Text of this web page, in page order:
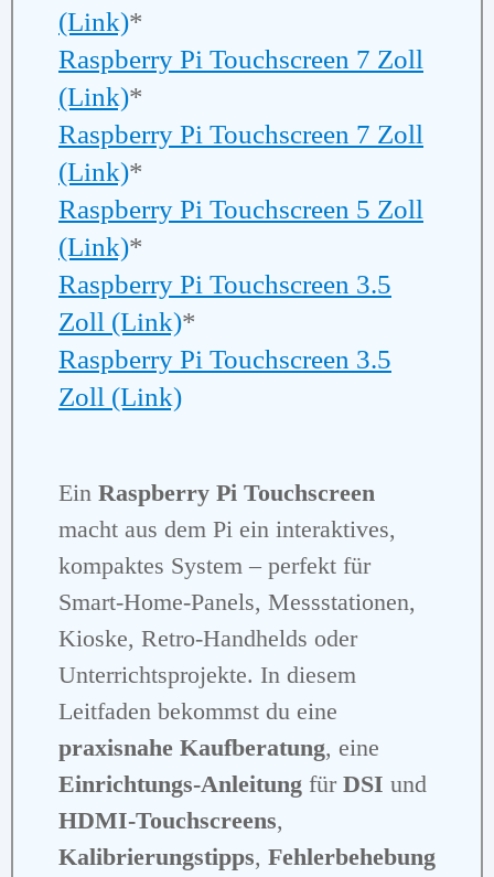
(Link)*
Raspberry Pi Touchscreen 7 Zoll
(Link)*
Raspberry Pi Touchscreen 7 Zoll
(Link)*
Raspberry Pi Touchscreen 5 Zoll
(Link)*
Raspberry Pi Touchscreen 3.5
Zoll (Link)*
Raspberry Pi Touchscreen 3.5
Zoll (Link)
Ein Raspberry Pi Touchscreen
macht aus dem Pi ein interaktives,
kompaktes System – perfekt für
Smart‑Home‑Panels, Messstationen,
Kioske, Retro‑Handhelds oder
Unterrichtsprojekte. In diesem
Leitfaden bekommst du eine
praxisnahe Kaufberatung, eine
Einrichtungs‑Anleitung für DSI und
HDMI‑Touchscreens,
Kalibrierungstipps, Fehlerbehebung